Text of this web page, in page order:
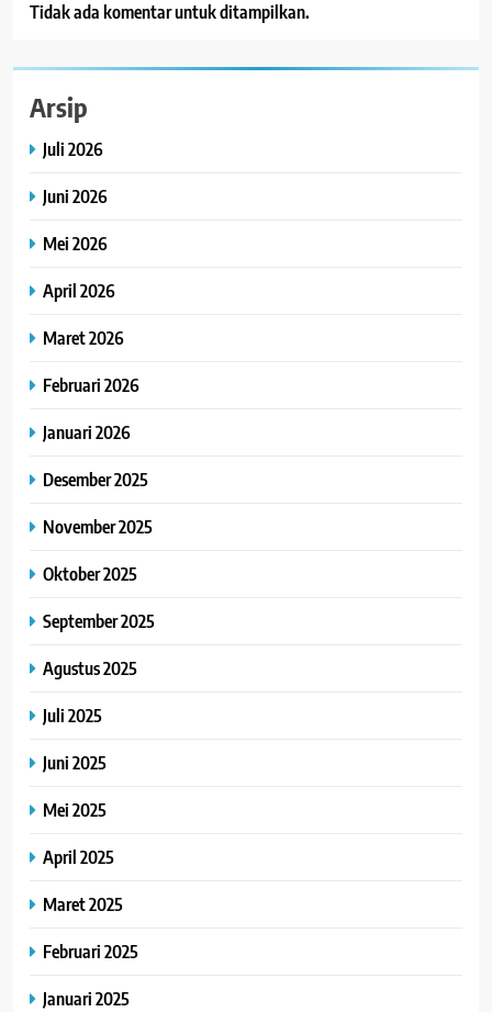
Tidak ada komentar untuk ditampilkan.
Arsip
Juli 2026
Juni 2026
Mei 2026
April 2026
Maret 2026
Februari 2026
Januari 2026
Desember 2025
November 2025
Oktober 2025
September 2025
Agustus 2025
Juli 2025
Juni 2025
Mei 2025
April 2025
Maret 2025
Februari 2025
Januari 2025